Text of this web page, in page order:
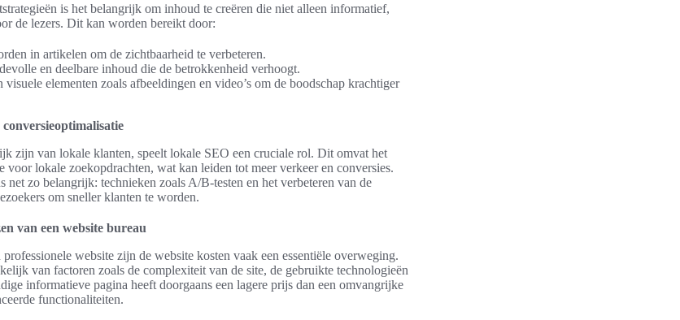
is het belangrijk om inhoud te creëren die niet alleen informatief,
de lezers. Dit kan worden bereikt door:
in artikelen om de zichtbaarheid te verbeteren.
en deelbare inhoud die de betrokkenheid verhoogt.
elementen zoals afbeeldingen en video’s om de boodschap krachtiger
zijn van lokale klanten, speelt lokale SEO een cruciale rol. Dit omvat het
voor lokale zoekopdrachten, wat kan leiden tot meer verkeer en conversies.
net zo belangrijk: technieken zoals A/B-testen en het verbeteren van de
om sneller klanten te worden.
van een website bureau
website zijn de website kosten vaak een essentiële overweging.
van factoren zoals de complexiteit van de site, de gebruikte technologieën
informatieve pagina heeft doorgaans een lagere prijs dan een omvangrijke
functionaliteiten.